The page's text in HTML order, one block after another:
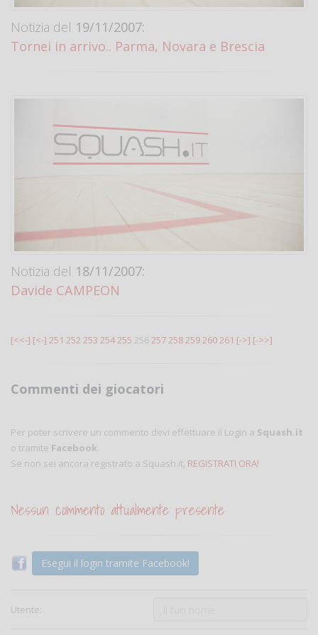
Notizia del 19/11/2007:
Tornei in arrivo.. Parma, Novara e Brescia
Notizia del 18/11/2007:
Davide CAMPEON
[<<-] [<-] 251 252 253 254255 256257258259260261 [->] [->>]
Commenti dei giocatori
Per poter scrivere un commento devi effettuare il Login a Squash.it
o tramite Facebook.
Se non sei ancora registrato a Squash.it, REGISTRATI ORA!
Nessun commento attualmente presente
Esegui il login tramite Facebook!
Utente: